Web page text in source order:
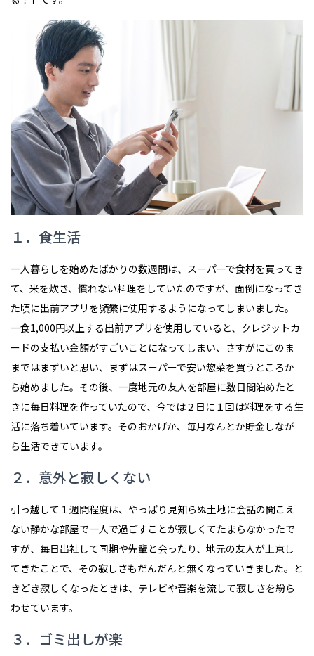
１．食生活
一人暮らしを始めたばかりの数週間は、スーパーで食材を買ってき
て、米を炊き、慣れない料理をしていたのですが、面倒になってき
た頃に出前アプリを頻繁に使用するようになってしまいました。
一食1,000円以上する出前アプリを使用していると、クレジットカ
ードの支払い金額がすごいことになってしまい、さすがにこのま
まではまずいと思い、まずはスーパーで安い惣菜を買うところか
ら始めました。その後、一度地元の友人を部屋に数日間泊めたと
きに毎日料理を作っていたので、今では２日に１回は料理をする生
活に落ち着いています。そのおかげか、毎月なんとか貯金しなが
ら生活できています。
２．意外と寂しくない
引っ越して１週間程度は、やっぱり見知らぬ土地に会話の聞こえ
ない静かな部屋で一人で過ごすことが寂しくてたまらなかったで
すが、毎日出社して同期や先輩と会ったり、地元の友人が上京し
てきたことで、その寂しさもだんだんと無くなっていきました。と
きどき寂しくなったときは、テレビや音楽を流して寂しさを紛ら
わせています。
３．ゴミ出しが楽